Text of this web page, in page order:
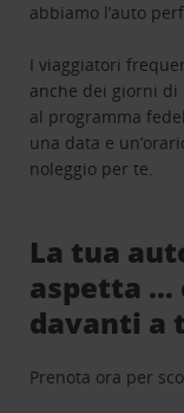
abbiamo l’auto
I viaggiatori
anche dei giorni
al programma
una data e
noleggio per te.
La tua
aspetta …
davanti a
Prenota ora per